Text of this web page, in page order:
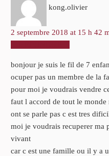
kong.olivier
2 septembre 2018 at 15 h 42
bonjour je suis le fil de 7
ocuper pas un membre de la
pour moi je voudrais vendre
faut l accord de tout le monde
ont se parle pas c est tres
moi je voudrais recuperer ma
vivant
car c est une famille ou il y a